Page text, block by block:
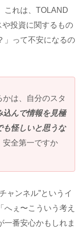
これは、TOLAND
投資に関するもの
」って不安になるの
は、自分のスタ
込んで情報を見極
も怪しいと思うな
安全第一ですか
ャンネル”というイ
へぇ〜こういう考え
一番安心かもしれま